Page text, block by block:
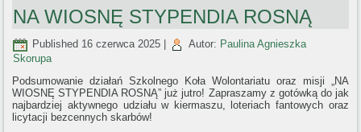
NA WIOSNĘ STYPENDIA ROSNĄ
Published 16 czerwca 2025 Autor: Paulina Agnieszka
Skorupa
Podsumowanie działań Szkolnego Koła Wolontariatu oraz misji „NA
WIOSNĘ STYPENDIA ROSNĄ” już jutro! Zapraszamy z gotówką do jak
najbardziej aktywnego udziału w kiermaszu, loteriach fantowych oraz
licytacji bezcennych skarbów!